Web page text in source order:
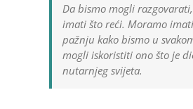
Da bismo mogli
imati što reći. Moramo
pažnju kako bismo u
mogli iskoristiti ono što je
nutarnjeg svijeta.